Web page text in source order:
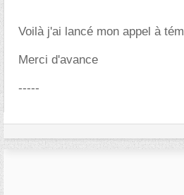
Voilà j'ai lancé mon appel à
Merci d'avance
-----